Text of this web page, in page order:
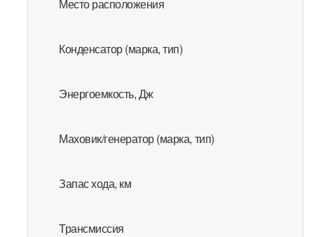
Место расположения
Конденсатор (марка, тип)
Энергоемкость, Дж
Маховик/генератор (марка, тип)
Запас хода, км
Трансмиссия